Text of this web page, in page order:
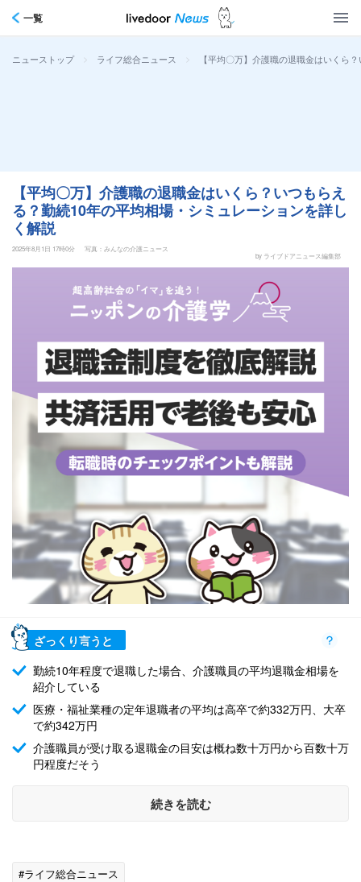
一覧
ニューストップ > ライフ総合ニュース > 【平均〇万】介護職の退職金はいくら
【平均〇万】介護職の退職金はいくら？いつもらえ
る？勤続10年の平均相場・シミュレーションを詳し
く解説
2025年8月1日 17時0分
写真：みんなの介護ニュース
by ライブドアニュース編集部
ざっくり言うと
勤続10年程度で退職した場合、介護職員の平均退職金相場を
紹介している
医療・福祉業種の定年退職者の平均は高卒で約332万円、大卒
で約342万円
介護職員が受け取る退職金の目安は概ね数十万円から百数十万
円程度だそう
続きを読む
#ライフ総合ニュース